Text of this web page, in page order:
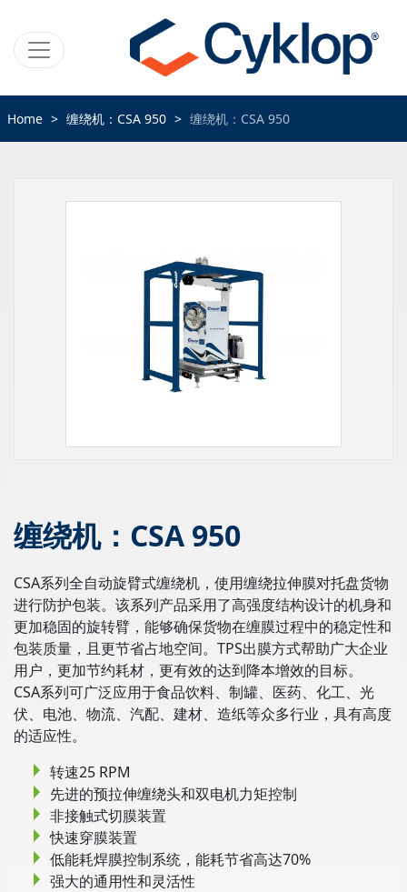
Home 缠绕机：CSA 950 缠绕机：CSA 950
缠绕机：CSA 950
CSA系列全自动旋臂式缠绕机，使用缠绕拉伸膜对托盘货物
进行防护包装。该系列产品采用了高强度结构设计的机身和
更加稳固的旋转臂，能够确保货物在缠膜过程中的稳定性和
包装质量，且更节省占地空间。TPS出膜方式帮助广大企业
用户，更加节约耗材，更有效的达到降本增效的目标。
CSA系列可广泛应用于食品饮料、制罐、医药、化工、光
伏、电池、物流、汽配、建材、造纸等众多行业，具有高度
的适应性。
转速25 RPM
先进的预拉伸缠绕头和双电机力矩控制
非接触式切膜装置
快速穿膜装置
低能耗焊膜控制系统，能耗节省高达70%
强大的通用性和灵活性